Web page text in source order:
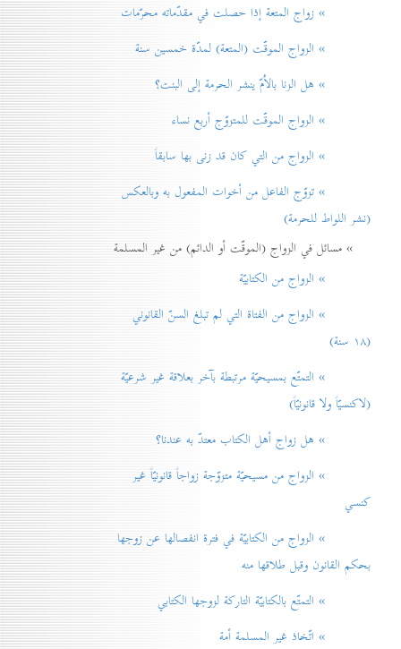
» زواج المتعة إذا حصلت في مقدّماته محرّمات
» الزواج الموقّت (المتعة) لمدّة خمسين سنة
» هل الزنا بالاُمّ ينشر الحرمة إلی البنت؟
» الزواج الموقّت للمتزوّج أربع نساء
» الزواج من التي كان قد زنی بها سابقاً
» تزوّج الفاعل من أخوات المفعول به وبالعكس
(نشر اللواط للحرمة)
» مسائل في الزواج (الموقّت أو الدائم) من غير المسلمة
» الزواج من الكتابيّة
» الزواج من الفتاة التي لم تبلغ السنّ القانوني
(۱۸ سنة)
» التمتّع بمسيحيّة مرتبطة بآخر بعلاقة غير شرعيّة
(لاكنسيّاً ولا قانونيّاً)
» هل زواج أهل الكتاب معتدّ به عندنا؟
» الزواج من مسيحيّة متزوّجة زواجاً قانونيّاً غير
كنسي
» الزواج من الكتابيّة في فترة انفصالها عن زوجها
بحكم القانون وقبل طلاقها منه
» التمتّع بالكتابيّة التاركة لزوجها الكتابي
» اتّخاذ غير المسلمة أمة